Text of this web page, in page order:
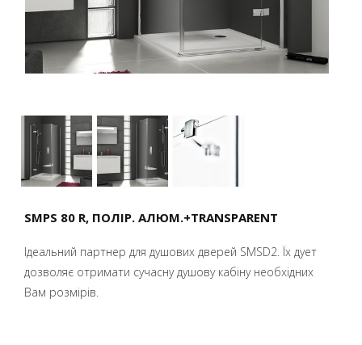
SMPS 80 R, ПОЛІР. АЛЮМ.+TRANSPARENT
Ідеальний партнер для душових дверей SMSD2. Їх дует
дозволяє отримати сучасну душову кабіну необхідних
Вам розмірів.